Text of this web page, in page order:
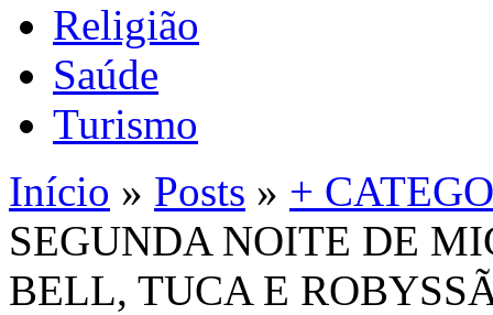
Religião
Saúde
Turismo
Início » Posts » +
SEGUNDA NOITE DE
BELL, TUCA E